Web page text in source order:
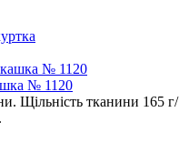
№ 1120
Щільність тканини 165 г/